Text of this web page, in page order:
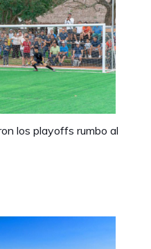
los playoffs rumbo al